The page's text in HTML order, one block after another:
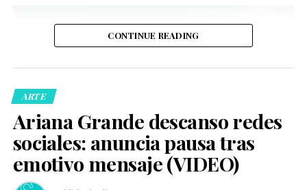
Ver esta publicación en Instagram
Ver esta publicación en Instagram
acudieron al domicilio tras recibir llamadas de personas
preocupadas por el bienestar del creador de contenido.
Posteriormente, las autoridades confirmaron que la
persona fue trasladada de manera segura a un hospital
local para recibir atención médica.
CONTINUE READING
ARTE
Ariana Grande descanso redes
sociales: anuncia pausa tras
emotivo mensaje (VIDEO)